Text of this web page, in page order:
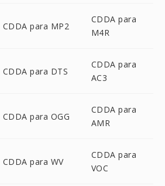
CDDA para MP2
CDDA para
M4R
CDDA para DTS
CDDA para
AC3
CDDA para OGG
CDDA para
AMR
CDDA para WV
CDDA para
VOC